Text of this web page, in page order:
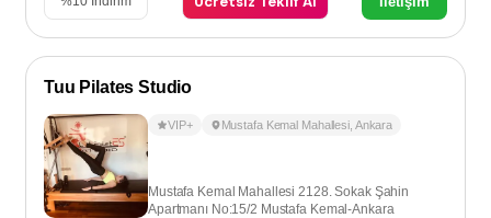
Tuu Pilates Studio
VIP+ Mustafa Kemal Mahallesi Ankara
Mustafa Kemal Mahallesi 2128. Sokak Şahin
Apartmanı No:15/2 Mustafa Kemal-Ankara